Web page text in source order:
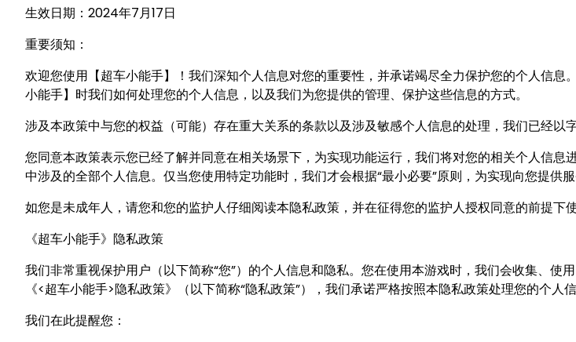
生效日期：2024年7月17日
重要须知：
欢迎您使用【超车小能手】！我们深知个人信息对您的重要性，并承诺竭尽全力保护您的个人信
小能手】时我们如何处理您的个人信息，以及我们为您提供的管理、保护这些信息的方式。
涉及本政策中与您的权益（可能）存在重大关系的条款以及涉及敏感个人信息的处理，我们已经以
您同意本政策表示您已经了解并同意在相关场景下，为实现功能运行，我们将对您的相关个人信
中涉及的全部个人信息。仅当您使用特定功能时，我们才会根据“最小必要”原则，为实现向您提供
如您是未成年人，请您和您的监护人仔细阅读本隐私政策，并在征得您的监护人授权同意的前提下
《超车小能手》隐私政策
我们非常重视保护用户（以下简称“您”）的个人信息和隐私。您在使用本游戏时，我们会收集、
《<超车小能手>隐私政策》（以下简称“隐私政策”），我们承诺严格按照本隐私政策处理您的个人信
我们在此提醒您：